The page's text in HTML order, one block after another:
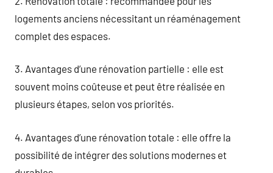
logements anciens nécessitant un réaménagement
complet des espaces.
3. Avantages d’une rénovation partielle : elle est
souvent moins coûteuse et peut être réalisée en
plusieurs étapes, selon vos priorités.
4. Avantages d’une rénovation totale : elle offre la
possibilité de intégrer des solutions modernes et